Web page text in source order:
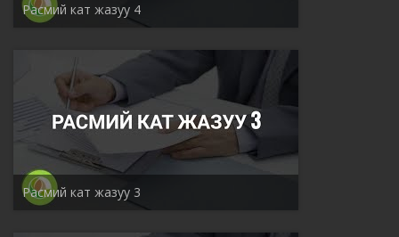
Расмий кат жазуу 4
Расмий кат жазуу 3